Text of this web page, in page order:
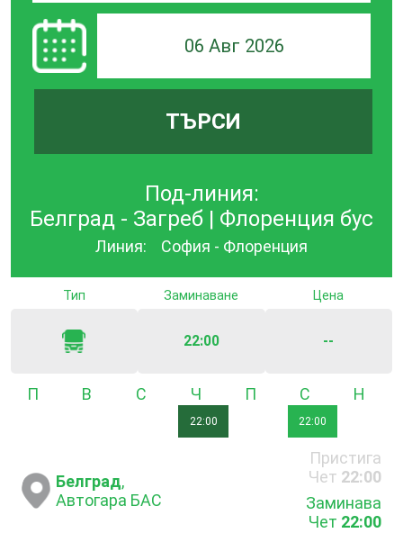
06 Авг 2026
ТЪРСИ
Под-линия:
Белград - Загреб | Флоренция бус
Линия: София - Флоренция
Тип Заминаване
22:00
Цена
--
ПонеделникВторник Четвъртък
22:00
Събота
22:00
Белград,
Автогара БАС
Пристига
Чет 22:00
Заминава
Чет 22:00